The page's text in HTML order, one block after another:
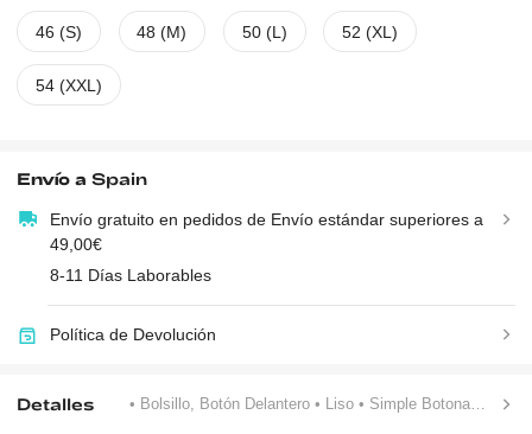
46 (S) 48 (M) 50 (L) 52 (XL)
54 (XXL)
Envío aSpain
Envío gratuito en pedidos de Envío estándar superiores a
49,00€
8-11 Días Laborables
Política de Devolución
Detalles • Bolsillo, Botón Delantero • Liso • Simple Botonadura